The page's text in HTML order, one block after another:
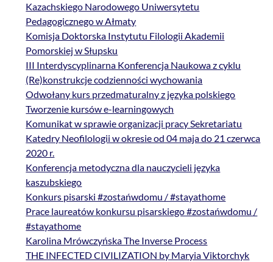
Kazachskiego Narodowego Uniwersytetu
Pedagogicznego w Ałmaty
Komisja Doktorska Instytutu Filologii Akademii
Pomorskiej w Słupsku
III Interdyscyplinarna Konferencja Naukowa z cyklu
(Re)konstrukcje codzienności wychowania
Odwołany kurs przedmaturalny z języka polskiego
Tworzenie kursów e-learningowych
Komunikat w sprawie organizacji pracy Sekretariatu
Katedry Neofilologii w okresie od 04 maja do 21 czerwca
2020 r.
Konferencja metodyczna dla nauczycieli języka
kaszubskiego
Konkurs pisarski #zostańwdomu / #stayathome
Prace laureatów konkursu pisarskiego #zostańwdomu /
#stayathome
Karolina Mrówczyńska The Inverse Process
THE INFECTED CIVILIZATION by Maryia Viktorchyk